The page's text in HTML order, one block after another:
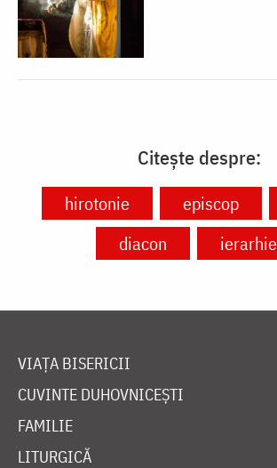
Citește despre:
hirotonie episcop
diacon
ierarhie
VIAȚA BISERICII
CUVINTE DUHOVNICEȘTI
FAMILIE
LITURGICĂ